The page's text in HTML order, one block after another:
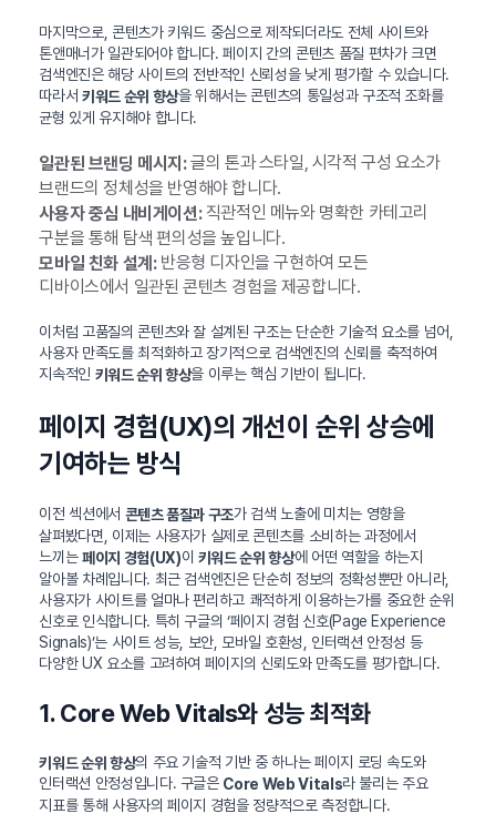
마지막으로, 콘텐츠가 키워드 중심으로 제작되더라도 전체 사이트와
톤앤매너가 일관되어야 합니다. 페이지 간의 콘텐츠 품질 편차가 크면
검색엔진은 해당 사이트의 전반적인 신뢰성을 낮게 평가할 수 있습니다.
따라서 키워드 순위 향상을 위해서는 콘텐츠의 통일성과 구조적 조화를
균형 있게 유지해야 합니다.
일관된 브랜딩 메시지:글의 톤과 스타일, 시각적 구성 요소가
브랜드의 정체성을 반영해야 합니다.
사용자 중심 내비게이션:직관적인 메뉴와 명확한 카테고리
구분을 통해 탐색 편의성을 높입니다.
모바일 친화 설계:반응형 디자인을 구현하여 모든
디바이스에서 일관된 콘텐츠 경험을 제공합니다.
이처럼 고품질의 콘텐츠와 잘 설계된 구조는 단순한 기술적 요소를 넘어,
사용자 만족도를 최적화하고 장기적으로 검색엔진의 신뢰를 축적하여
지속적인 키워드 순위 향상을 이루는 핵심 기반이 됩니다.
페이지 경험(UX)의 개선이 순위 상승에
기여하는 방식
이전 섹션에서 콘텐츠 품질과 구조가 검색 노출에 미치는 영향을
살펴봤다면, 이제는 사용자가 실제로 콘텐츠를 소비하는 과정에서
느끼는페이지 경험(UX)이 키워드 순위 향상에 어떤 역할을 하는지
알아볼 차례입니다. 최근 검색엔진은 단순히 정보의 정확성뿐만 아니라,
사용자가 사이트를 얼마나 편리하고 쾌적하게 이용하는가를 중요한 순위
신호로 인식합니다. 특히 구글의 ‘페이지 경험 신호(Page Experience
Signals)’는 사이트 성능, 보안, 모바일 호환성, 인터랙션 안정성 등
다양한 UX 요소를 고려하여 페이지의 신뢰도와 만족도를 평가합니다.
1. Core Web Vitals와 성능 최적화
키워드 순위 향상의 주요 기술적 기반 중 하나는 페이지 로딩 속도와
인터랙션 안정성입니다. 구글은 Core Web Vitals라 불리는 주요
지표를 통해 사용자의 페이지 경험을 정량적으로 측정합니다.